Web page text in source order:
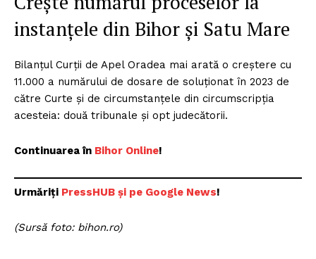
instanțele din Bihor și Satu Mare
Bilanțul Curții de Apel Oradea mai arată o creștere cu
11.000 a numărului de dosare de soluționat în 2023 de
către Curte și de circumstanțele din circumscripția
acesteia: două tribunale și opt judecătorii.
Continuarea în Bihor Online!
Urmăriți PressHUB și pe Google News!
(Sursă foto: bihon.ro)